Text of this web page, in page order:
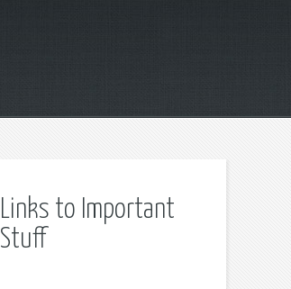
Links to Important
Stuff